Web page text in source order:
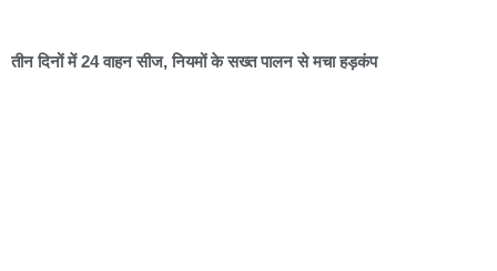
तीन दिनों में 24 वाहन सीज, नियमों के सख्त पालन से मचा हड़कंप